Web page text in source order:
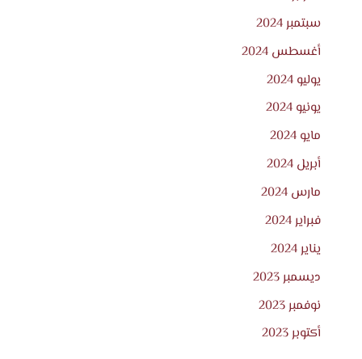
سبتمبر 2024
أغسطس 2024
يوليو 2024
يونيو 2024
مايو 2024
أبريل 2024
مارس 2024
فبراير 2024
يناير 2024
ديسمبر 2023
نوفمبر 2023
أكتوبر 2023